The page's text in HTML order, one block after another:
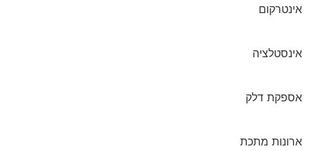
אינטרקום
אינסטלציה
אספקת דלק
ארונות מתכת